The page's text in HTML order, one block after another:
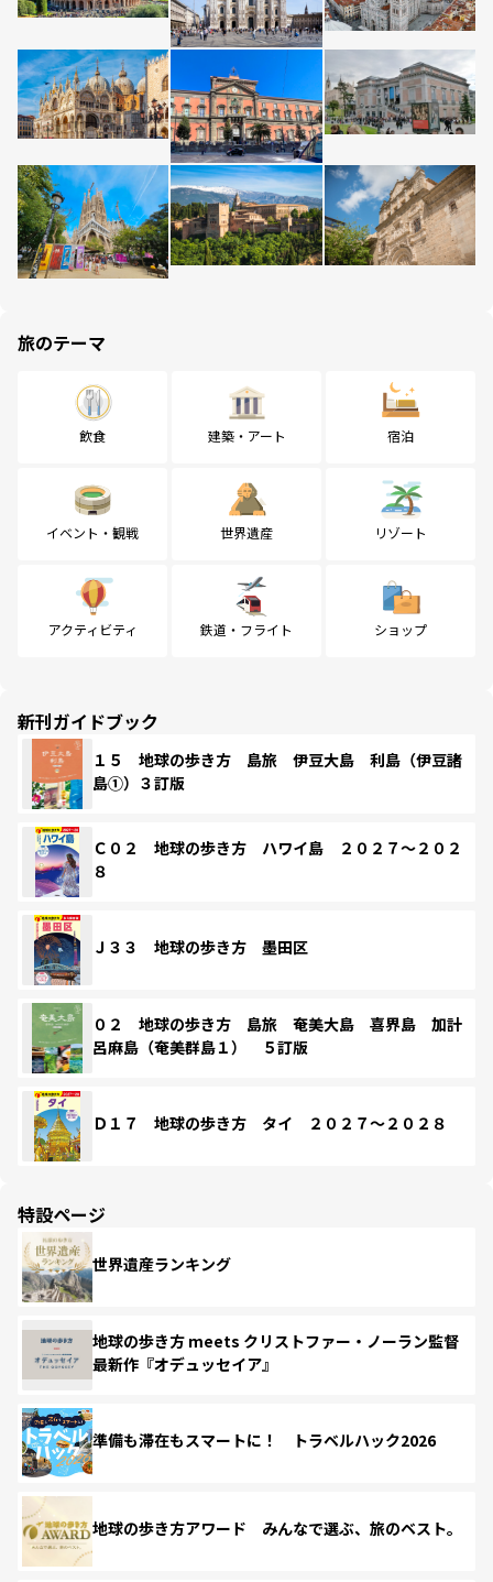
旅のテーマ
飲食 建築・アート 宿泊
イベント・観戦 世界遺産 リゾート
アクティビティ 鉄道・フライト ショップ
新刊ガイドブック
１５ 地球の歩き方 島旅 伊豆大島 利島（伊豆諸
島①）３訂版
Ｃ０２ 地球の歩き方 ハワイ島 ２０２７～２０２
８
Ｊ３３ 地球の歩き方 墨田区
０２ 地球の歩き方 島旅 奄美大島 喜界島 加計
呂麻島（奄美群島１） ５訂版
Ｄ１７ 地球の歩き方 タイ ２０２７～２０２８
特設ページ
世界遺産ランキング
地球の歩き方 meets クリストファー・ノーラン監督
最新作『オデュッセイア』
準備も滞在もスマートに！ トラベルハック2026
地球の歩き方アワード みんなで選ぶ、旅のベスト。